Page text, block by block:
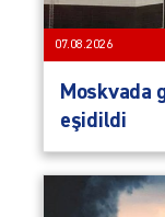
07.08.2026
Moskvada
eşidildi